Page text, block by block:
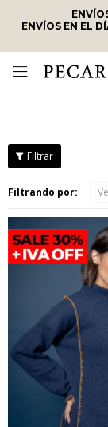
ENVÍOS EN EL

Filtrando por: